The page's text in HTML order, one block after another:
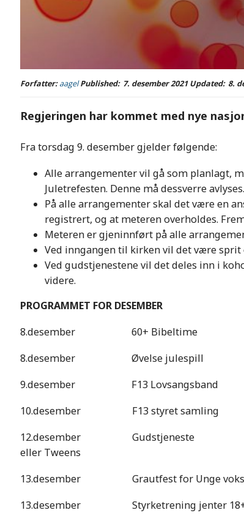
Forfatter:aagelPublished: 7. desember 2021Updated: 8.
Regjeringen har kommet med nye
Fra torsdag 9. desember gjelder følgende:
Alle arrangementer vil gå som planlagt,
Juletrefesten. Denne må dessverre
På alle arrangementer skal det være en
registrert, og at meteren overholdes.
Meteren er gjeninnført på alle
Ved inngangen til kirken vil det være
Ved gudstjenestene vil det deles inn i
videre.
PROGRAMMET FOR DESEMBER
8.desember 60+ Bibeltime
8.desember Øvelse julespill
9.desember F13
10.desember F13 styret
12.desember Gudstjeneste Går
eller Tweens
13.desember Grautfest for Unge
13.desember Styrketrening jenter